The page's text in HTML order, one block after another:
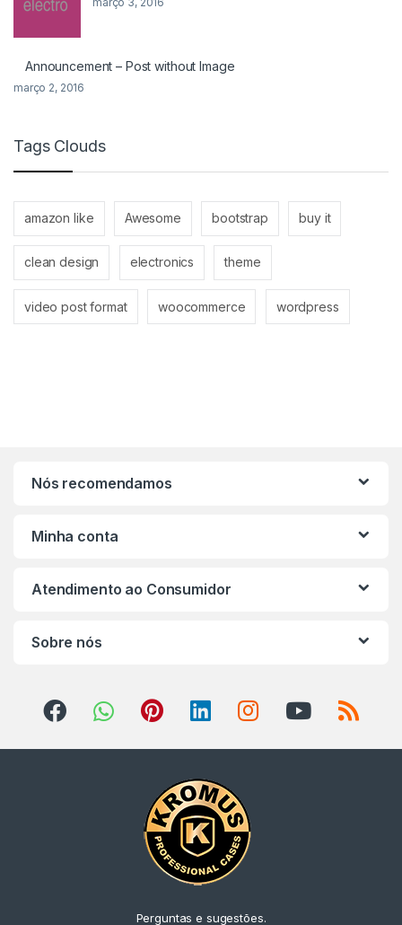
Announcement – Post without Image
março 2, 2016
Tags Clouds
amazon like Awesome bootstrap buy it
clean design electronics theme
video post format woocommerce wordpress
Nós recomendamos
Minha conta
Atendimento ao Consumidor
Sobre nós
Perguntas e sugestões.